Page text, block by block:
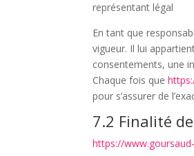
représentant légal
En tant que
vigueur. Il lui
consentements, une
Chaque fois que
pour s’assurer de
7.2 Finalité
https://